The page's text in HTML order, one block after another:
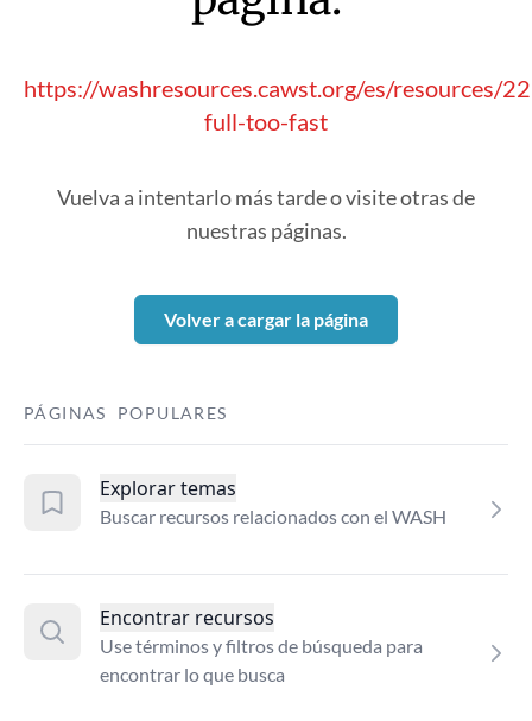
https://washresources.cawst.org/es/resources/
full-too-fast
Vuelva a intentarlo más tarde o visite otras de
nuestras páginas.
Volver a cargar la página
PÁGINAS POPULARES
Explorar temas
Buscar recursos relacionados con el WASH
Encontrar recursos
Use términos y filtros de búsqueda para
encontrar lo que busca